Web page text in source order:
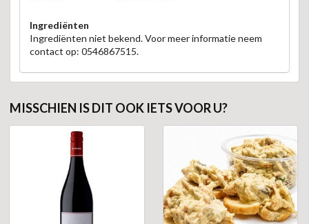
Ingrediënten
Ingrediënten niet bekend. Voor meer informatie neem
contact op: 0546867515.
MISSCHIEN IS DIT OOK IETS VOOR U?